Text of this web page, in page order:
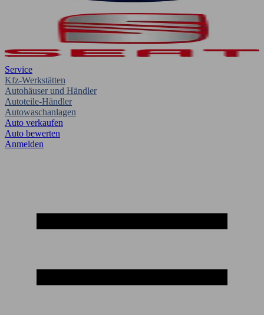
Service
Kfz-Werkstätten
Autohäuser und Händler
Autoteile-Händler
Autowaschanlagen
Auto verkaufen
Auto bewerten
Anmelden